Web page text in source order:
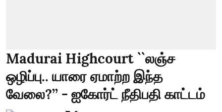
Madurai Highcourt ``லஞ்ச
ஒழிப்பு.. யாரை ஏமாற்ற இந்த
வேலை?’’ - ஐகோர்ட் நீதிபதி காட்டம்